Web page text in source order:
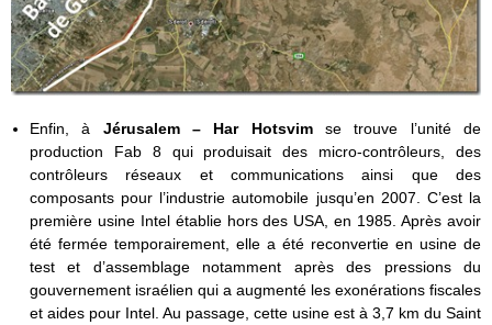
Enfin, à Jérusalem – Har Hotsvim se trouve l’unité de
production Fab 8 qui produisait des micro-contrôleurs, des
contrôleurs réseaux et communications ainsi que des
composants pour l’industrie automobile jusqu’en 2007. C’est la
première usine Intel établie hors des USA, en 1985. Après avoir
été fermée temporairement, elle a été reconvertie en usine de
test et d’assemblage notamment après des pressions du
gouvernement israélien qui a augmenté les exonérations fiscales
et aides pour Intel. Au passage, cette usine est à 3,7 km du Saint